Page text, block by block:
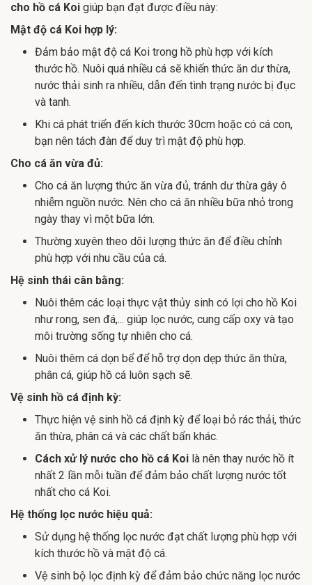
cho hồ cá Koi giúp bạn đạt được điều này:
Mật độ cá Koi hợp lý:
Đảm bảo mật độ cá Koi trong hồ phù hợp với kích
thước hồ. Nuôi quá nhiều cá sẽ khiến thức ăn dư thừa,
nước thải sinh ra nhiều, dẫn đến tình trạng nước bị đục
và tanh.
Khi cá phát triển đến kích thước 30cm hoặc có cá con,
bạn nên tách đàn để duy trì mật độ phù hợp.
Cho cá ăn vừa đủ:
Cho cá ăn lượng thức ăn vừa đủ, tránh dư thừa gây ô
nhiễm nguồn nước. Nên cho cá ăn nhiều bữa nhỏ trong
ngày thay vì một bữa lớn.
Thường xuyên theo dõi lượng thức ăn để điều chỉnh
phù hợp với nhu cầu của cá.
Hệ sinh thái cân bằng:
Nuôi thêm các loại thực vật thủy sinh có lợi cho hồ Koi
như rong, sen đá,... giúp lọc nước, cung cấp oxy và tạo
môi trường sống tự nhiên cho cá.
Nuôi thêm cá dọn bể để hỗ trợ dọn dẹp thức ăn thừa,
phân cá, giúp hồ cá luôn sạch sẽ.
Vệ sinh hồ cá định kỳ:
Thực hiện vệ sinh hồ cá định kỳ để loại bỏ rác thải, thức
ăn thừa, phân cá và các chất bẩn khác.
Cách xử lý nước cho hồ cá Koi là nên thay nước hồ ít
nhất 2 lần mỗi tuần để đảm bảo chất lượng nước tốt
nhất cho cá Koi.
Hệ thống lọc nước hiệu quả:
Sử dụng hệ thống lọc nước đạt chất lượng phù hợp với
kích thước hồ và mật độ cá.
Vệ sinh bộ lọc định kỳ để đảm bảo chức năng lọc nước